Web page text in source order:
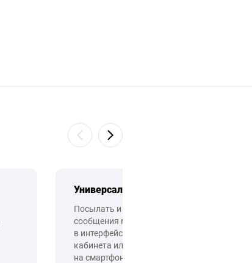
Универсальность
Посылать и принимать
сообщения можно
в интерфейсе Личного
кабинета или через
на смартфон.